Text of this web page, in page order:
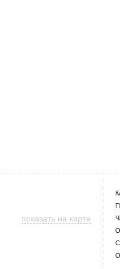
показать на карте